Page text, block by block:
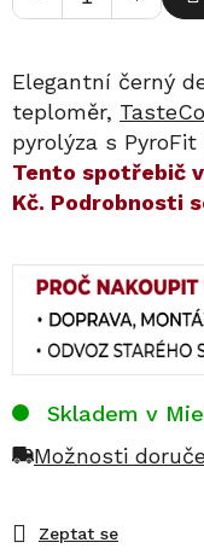
Elegantní černý
teploměr,
pyrolýza s
​​Tento spotřebič
Kč. Podrobnosti
Zeptat se
Skladem v
Možnosti